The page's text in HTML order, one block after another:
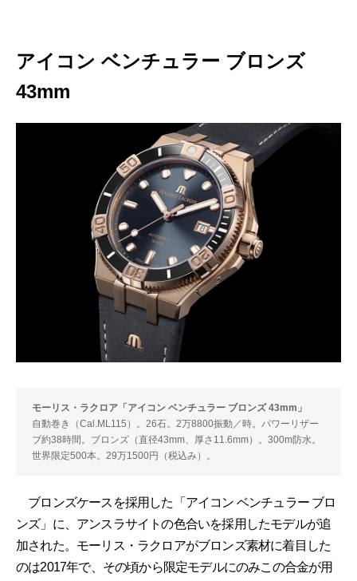
アイコン ベンチュラー ブロンズ
43mm
モーリス・ラクロア「アイコン ベンチュラー ブロンズ 43mm」
自動巻き（Cal.ML115）。26石。2万8800振動／時。パワーリザー
ブ約38時間。ブロンズ（直径43mm、厚さ11.6mm）。300m防水。
世界限定500本。29万1500円（税込み）。
ブロンズケースを採用した「アイコン ベンチュラー ブロ
ンズ」に、アンスラサイトの色合いを採用したモデルが追
加された。モーリス・ラクロアがブロンズ素材に着目した
のは2017年で、その頃から限定モデルにのみこの合金が用